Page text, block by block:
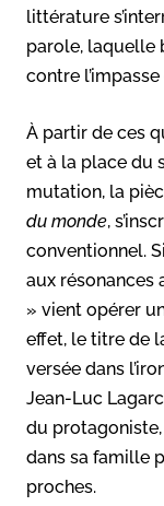
littérature
parole, laquelle
contre
À partir de ces
et à la place du
mutation, la
du monde,
conventionnel.
aux résonances
» vient opérer
effet, le titre de
versée dans
Jean-Luc
du
dans sa famille
proches.